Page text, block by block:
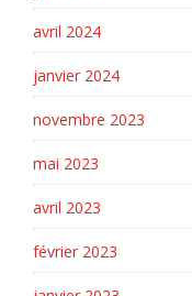
avril 2024
janvier 2024
novembre 2023
mai 2023
avril 2023
février 2023